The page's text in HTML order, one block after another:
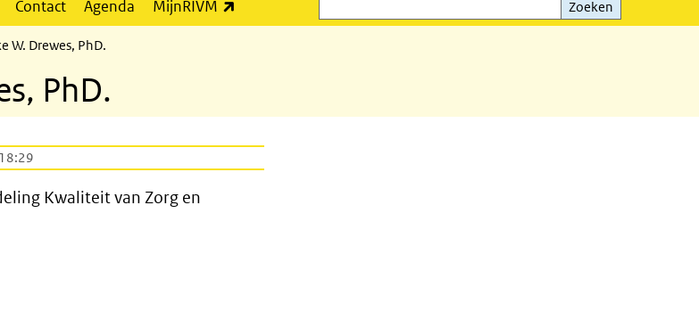
Contact Agenda MijnRIVM
Zoeken
W. Drewes, PhD.
PhD.
Kwaliteit van Zorg en